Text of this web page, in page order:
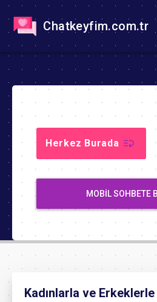
Chatkeyfim.com.tr
Herkez Burada
MOBIL SOHBETE
Kadınlarla ve